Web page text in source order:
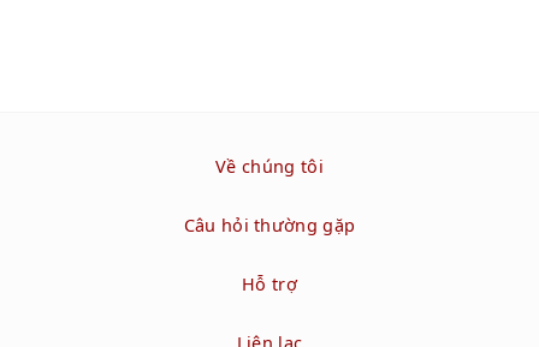
Về chúng tôi
Câu hỏi thường gặp
Hỗ trợ